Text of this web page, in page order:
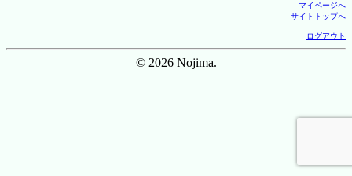
マイページへ
サイトトップへ
ログアウト
© 2026 Nojima.